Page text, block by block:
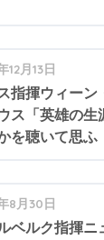
12月13日
指揮ウィーン
ス「英雄の生
を聴いて思ふ
8月30日
ベルク指揮ニ